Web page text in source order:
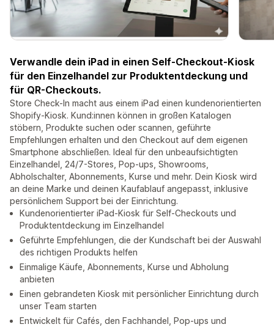
Verwandle dein iPad in einen Self-Checkout-Kiosk
für den Einzelhandel zur Produktentdeckung und
für QR-Checkouts.
Store Check-In macht aus einem iPad einen kundenorientierten
Shopify-Kiosk. Kund:innen können in großen Katalogen
stöbern, Produkte suchen oder scannen, geführte
Empfehlungen erhalten und den Checkout auf dem eigenen
Smartphone abschließen. Ideal für den unbeaufsichtigten
Einzelhandel, 24/7-Stores, Pop-ups, Showrooms,
Abholschalter, Abonnements, Kurse und mehr. Dein Kiosk wird
an deine Marke und deinen Kaufablauf angepasst, inklusive
persönlichem Support bei der Einrichtung.
Kundenorientierter iPad-Kiosk für Self-Checkouts und
Produktentdeckung im Einzelhandel
Geführte Empfehlungen, die der Kundschaft bei der Auswahl
des richtigen Produkts helfen
Einmalige Käufe, Abonnements, Kurse und Abholung
anbieten
Einen gebrandeten Kiosk mit persönlicher Einrichtung durch
unser Team starten
Entwickelt für Cafés, den Fachhandel, Pop-ups und